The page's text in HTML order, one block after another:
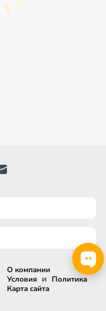
О компании
Условия и Политика
Карта сайта